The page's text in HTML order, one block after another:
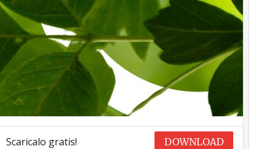
Scaricalo gratis! DOWNLOAD